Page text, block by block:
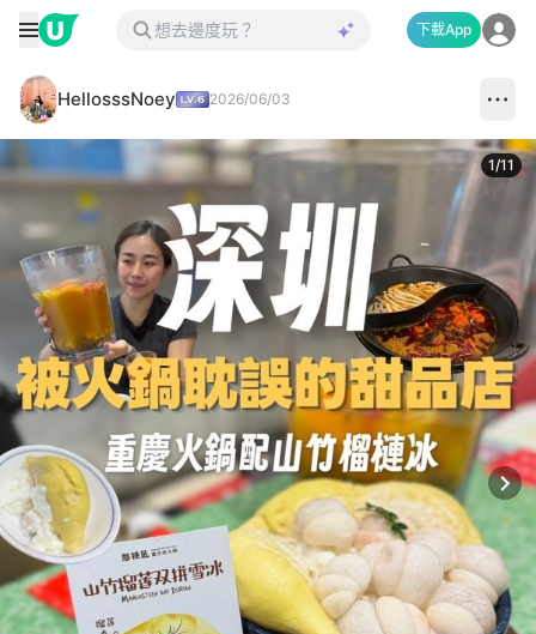
下載App
HellosssNoey 2026/06/03
1/11